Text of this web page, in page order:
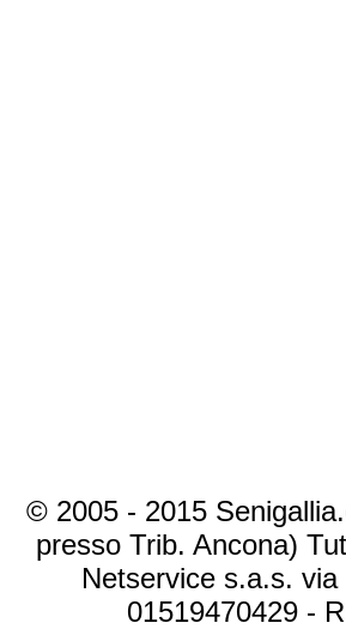
© 2005 - 2015
presso Trib. Ancona)
Netservice s.a.s.
01519470429 -